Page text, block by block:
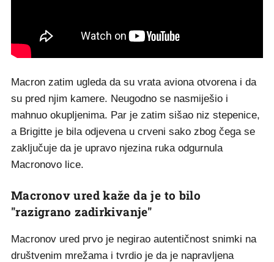
Macron zatim ugleda da su vrata aviona otvorena i da
su pred njim kamere. Neugodno se nasmiješio i
mahnuo okupljenima. Par je zatim sišao niz stepenice,
a Brigitte je bila odjevena u crveni sako zbog čega se
zaključuje da je upravo njezina ruka odgurnula
Macronovo lice.
Macronov ured kaže da je to bilo
"razigrano zadirkivanje"
Macronov ured prvo je negirao autentičnost snimki na
društvenim mrežama i tvrdio je da je napravljena